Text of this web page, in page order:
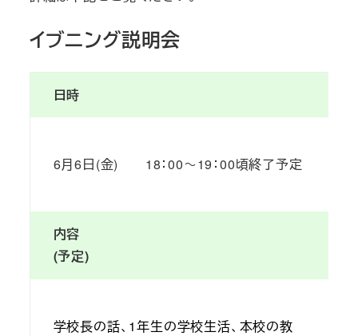
イブニング説明会
日時
6月6日(金) 18：00～19：00頃終了予定
内容
(予定)
学校長の話、1年生の学校生活、本校の教